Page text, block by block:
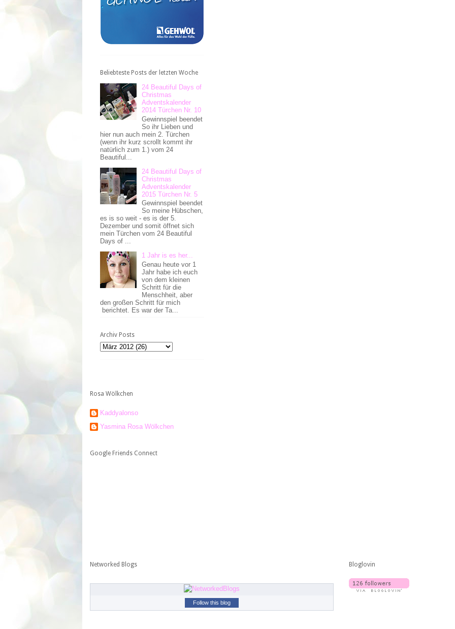
Beliebteste Posts der letzten Woche
24 Beautiful Days of
Christmas
Adventskalender
2014 Türchen Nr. 10
Gewinnspiel beendet
So ihr Lieben und
hier nun auch mein 2. Türchen
(wenn ihr kurz scrollt kommt ihr
natürlich zum 1.) vom 24
Beautiful...
24 Beautiful Days of
Christmas
Adventskalender
2015 Türchen Nr. 5
Gewinnspiel beendet
So meine Hübschen,
es is so weit - es is der 5.
Dezember und somit öffnet sich
mein Türchen vom 24 Beautiful
Days of ...
1 Jahr is es her...
Genau heute vor 1
Jahr habe ich euch
von dem kleinen
Schritt für die
Menschheit, aber
den großen Schritt für mich
berichtet. Es war der Ta...
Archiv Posts
Rosa Wölkchen
Kaddyalonso
Yasmina Rosa Wölkchen
Google Friends Connect
Networked Blogs
Follow this blog
Bloglovin